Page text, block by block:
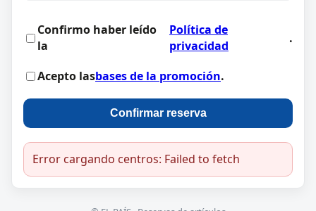
Confirmo haber leído
la
Política de
privacidad
.
Acepto lasbases de la promoción.
Confirmar reserva
Error cargando centros: Failed to fetch